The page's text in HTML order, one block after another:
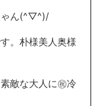
ゃん(^▽^)/
。朴様美人奥様
敵な大人に㊗冷